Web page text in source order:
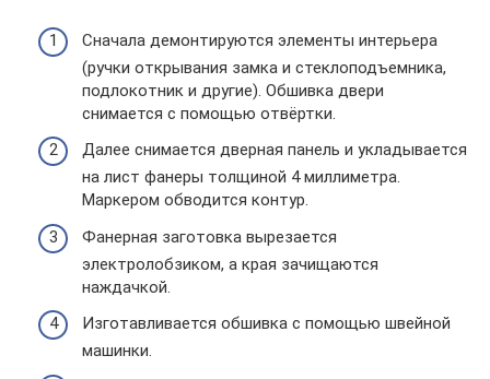
Сначала демонтируются элементы интерьера
(ручки открывания замка и стеклоподъемника,
подлокотник и другие). Обшивка двери
снимается с помощью отвёртки.
Далее снимается дверная панель и укладывается
на лист фанеры толщиной 4 миллиметра.
Маркером обводится контур.
Фанерная заготовка вырезается
электролобзиком, а края зачищаются
наждачкой.
Изготавливается обшивка с помощью швейной
машинки.